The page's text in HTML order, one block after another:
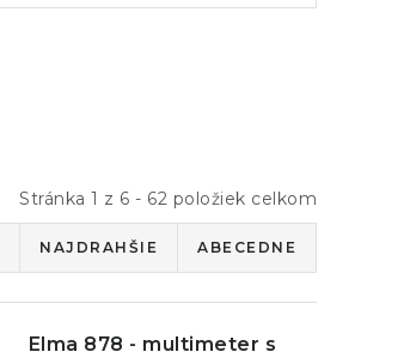
Stránka 1 z 6 - 62 položiek celkom
NAJDRAHŠIE ABECEDNE
Elma 878 - multimeter s